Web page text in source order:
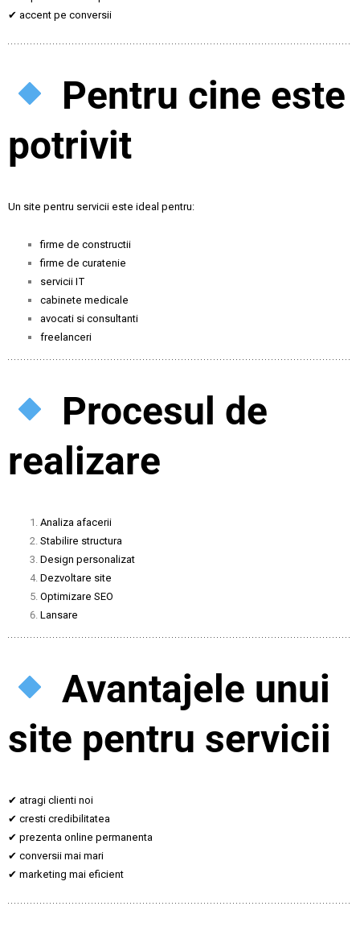
✔ accent pe conversii
Pentru cine este
potrivit
Un site pentru servicii este ideal pentru:
firme de constructii
firme de curatenie
servicii IT
cabinete medicale
avocati si consultanti
freelanceri
Procesul de
realizare
Analiza afacerii
Stabilire structura
Design personalizat
Dezvoltare site
Optimizare SEO
Lansare
Avantajele unui
site pentru servicii
✔ atragi clienti noi
✔ cresti credibilitatea
✔ prezenta online permanenta
✔ conversii mai mari
✔ marketing mai eficient